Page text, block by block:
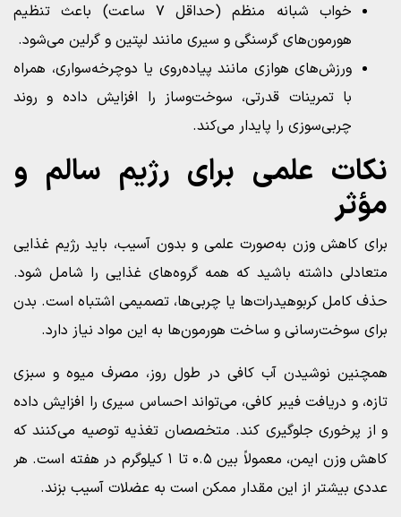
خواب شبانه منظم (حداقل ۷ ساعت) باعث تنظیم
هورمون‌های گرسنگی و سیری مانند لپتین و گرلین می‌شود.
ورزش‌های هوازی مانند پیاده‌روی یا دوچرخه‌سواری، همراه
با تمرینات قدرتی، سوخت‌وساز را افزایش داده و روند
چربی‌سوزی را پایدار می‌کند.
نکات علمی برای رژیم سالم و
مؤثر
برای کاهش وزن به‌صورت علمی و بدون آسیب، باید رژیم غذایی
متعادلی داشته باشید که همه گروه‌های غذایی را شامل شود.
حذف کامل کربوهیدرات‌ها یا چربی‌ها، تصمیمی اشتباه است. بدن
برای سوخت‌رسانی و ساخت هورمون‌ها به این مواد نیاز دارد.
همچنین نوشیدن آب کافی در طول روز، مصرف میوه و سبزی
تازه، و دریافت فیبر کافی، می‌تواند احساس سیری را افزایش داده
و از پرخوری جلوگیری کند. متخصصان تغذیه توصیه می‌کنند که
کاهش وزن ایمن، معمولاً بین ۰.۵ تا ۱ کیلوگرم در هفته است. هر
عددی بیشتر از این مقدار ممکن است به عضلات آسیب بزند.